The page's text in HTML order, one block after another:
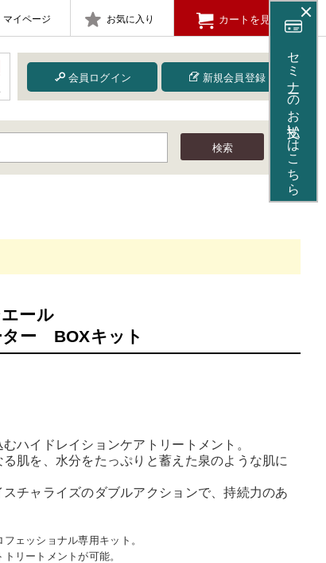
マイページ お気に入り カートを見る
会員ログイン 新規会員登録
検索
ール
ター BOXキット
ハイドレイションケアトリートメント。
肌を、水分をたっぷりと蓄えた泉のような肌に
チャライズのダブルアクションで、持続力のあ
ェッショナル専用キット。
リートメントが可能。
セミナーのお支払いはこちら